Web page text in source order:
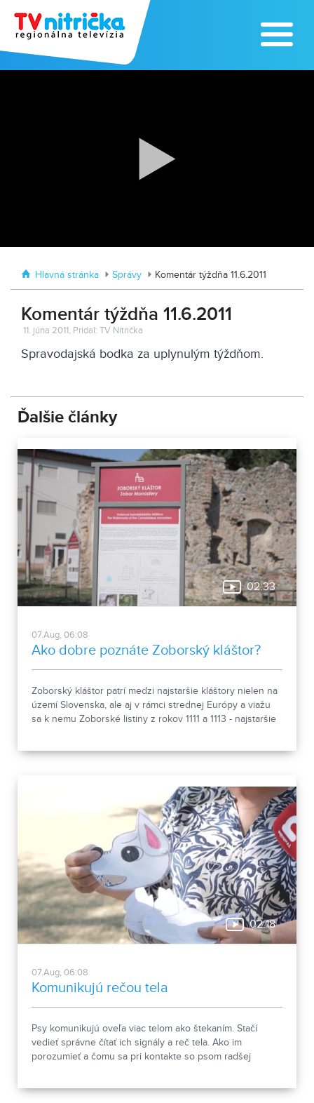
Výrobe medu zasvätil celý svoj život
Hlavná stránka Správy Komentár týždňa 11.6.2011
Komentár týždňa 11.6.2011
11. júna 2011, Pridal: TV Nitrička
Spravodajská bodka za uplynulým týždňom.
Ďalšie články
02:33
07.Aug, 06:08
Ako dobre poznáte Zoborský kláštor?
Zoborský kláštor patrí medzi najstaršie kláštory nielen na
území Slovenska, ale aj v rámci strednej Európy a viažu
sa k nemu Zoborské listiny z rokov 1111 a 1113 - najstaršie
02:18
07.Aug, 06:08
Komunikujú rečou tela
Psy komunikujú oveľa viac telom ako štekaním. Stačí
vedieť správne čítať ich signály a reč tela. Ako im
porozumieť a čomu sa pri kontakte so psom radšej